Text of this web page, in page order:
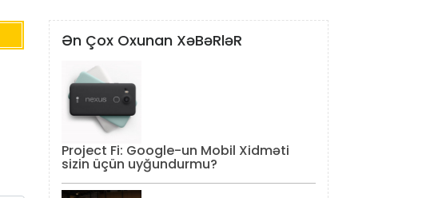
Ən Çox Oxunan XəBəRləR
Project Fi: Google-un Mobil Xidməti
sizin üçün uyğundurmu?